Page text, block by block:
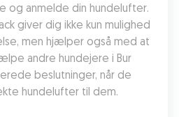
og anmelde din hundelufter.
giver dig ikke kun mulighed
men hjælper også med at
andre hundejere i Bur
beslutninger, når de
hundelufter til dem.